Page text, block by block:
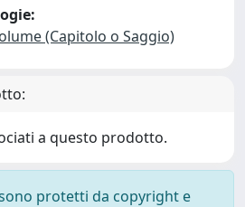
(Capitolo o Saggio)
a questo prodotto.
protetti da copyright e